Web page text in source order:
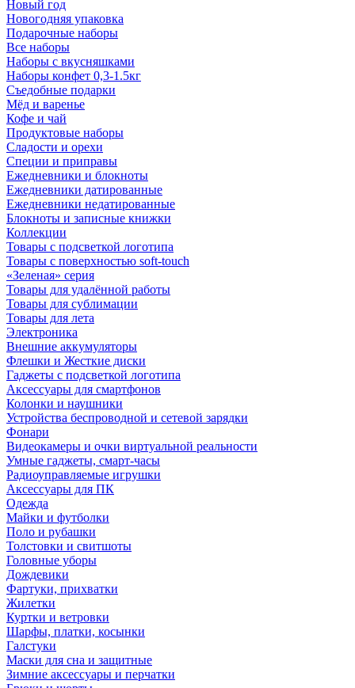
Новый год
Новогодняя упаковка
Подарочные наборы
Все наборы
Наборы с вкусняшками
Наборы конфет 0,3-1.5кг
Съедобные подарки
Мёд и варенье
Кофе и чай
Продуктовые наборы
Сладости и орехи
Специи и приправы
Ежедневники и блокноты
Ежедневники датированные
Ежедневники недатированные
Блокноты и записные книжки
Коллекции
Товары с подсветкой логотипа
Товары с поверхностью soft-touch
«Зеленая» серия
Товары для удалённой работы
Товары для сублимации
Товары для лета
Электроника
Внешние аккумуляторы
Флешки и Жесткие диски
Гаджеты с подсветкой логотипа
Аксессуары для смартфонов
Колонки и наушники
Устройства беспроводной и сетевой зарядки
Фонари
Видеокамеры и очки виртуальной реальности
Умные гаджеты, смарт-часы
Радиоуправляемые игрушки
Аксессуары для ПК
Одежда
Майки и футболки
Поло и рубашки
Толстовки и свитшоты
Головные уборы
Дождевики
Фартуки, прихватки
Жилетки
Куртки и ветровки
Шарфы, платки, косынки
Галстуки
Маски для сна и защитные
Зимние аксессуары и перчатки